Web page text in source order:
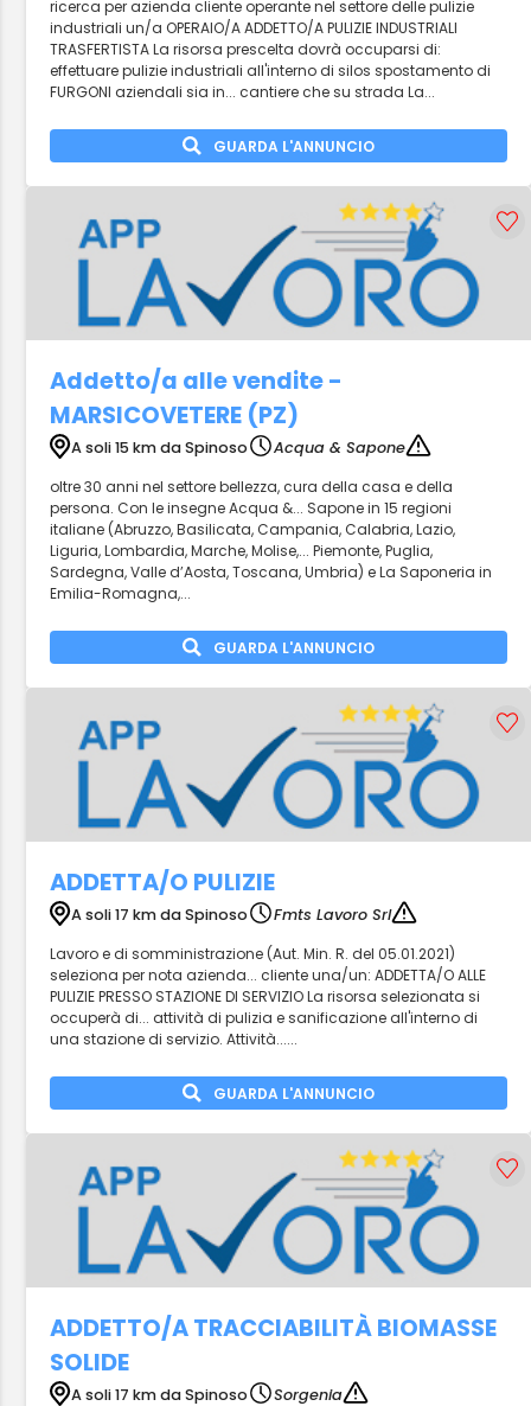
ricerca per azienda cliente operante nel settore delle pulizie
industriali un/a OPERAIO/A ADDETTO/A PULIZIE INDUSTRIALI
TRASFERTISTA La risorsa prescelta dovrà occuparsi di:
effettuare pulizie industriali all'interno di silos spostamento di
FURGONI aziendali sia in... cantiere che su strada La...
GUARDA L'ANNUNCIO
Addetto/a alle vendite -
MARSICOVETERE (PZ)
A soli 15 km da Spinoso
Acqua & Sapone
oltre 30 anni nel settore bellezza, cura della casa e della
persona. Con le insegne Acqua &... Sapone in 15 regioni
italiane (Abruzzo, Basilicata, Campania, Calabria, Lazio,
Liguria, Lombardia, Marche, Molise,... Piemonte, Puglia,
Sardegna, Valle d’Aosta, Toscana, Umbria) e La Saponeria in
Emilia-Romagna,...
GUARDA L'ANNUNCIO
ADDETTA/O PULIZIE
A soli 17 km da Spinoso
Fmts Lavoro Srl
Lavoro e di somministrazione (Aut. Min. R. del 05.01.2021)
seleziona per nota azienda... cliente una/un: ADDETTA/O ALLE
PULIZIE PRESSO STAZIONE DI SERVIZIO La risorsa selezionata si
occuperà di... attività di pulizia e sanificazione all'interno di
una stazione di servizio. Attività......
GUARDA L'ANNUNCIO
ADDETTO/A TRACCIABILITÀ BIOMASSE
SOLIDE
A soli 17 km da Spinoso
Sorgenia